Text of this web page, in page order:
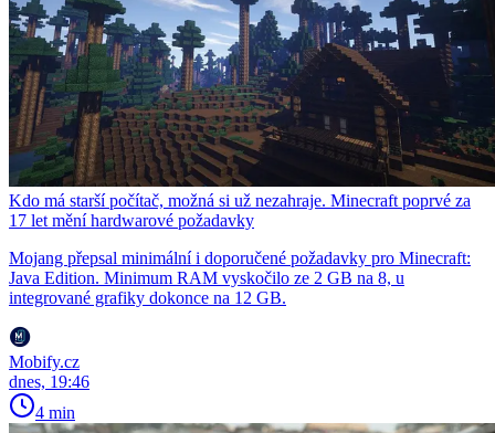
Kdo má starší počítač, možná si už nezahraje. Minecraft poprvé za
17 let mění hardwarové požadavky
Mojang přepsal minimální i doporučené požadavky pro Minecraft:
Java Edition. Minimum RAM vyskočilo ze 2 GB na 8, u
integrované grafiky dokonce na 12 GB.
Mobify.cz
dnes, 19:46
4 min